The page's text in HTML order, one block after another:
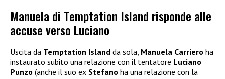
Manuela di Temptation Island risponde alle
accuse verso Luciano
Uscita da Temptation Island da sola, Manuela Carriero ha
instaurato subito una relazione con il tentatore Luciano
Punzo (anche il suo ex Stefano ha una relazione con la